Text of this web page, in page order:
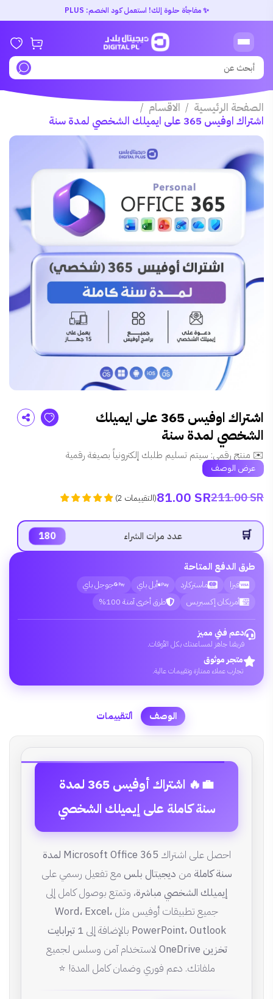
✨ مفاجأة حلوة إلك! استعمل كود الخصم: PLUS
الصفحة الرئيسية / الاقسام /
اشتراك اوفيس 365 على ايميلك الشخصي لمدة سنة
اشتراك اوفيس 365 على ايميلك
الشخصي لمدة سنة
✉️ منتج رقمي: سيتم تسليم طلبك إلكترونياً بصيغة رقمية
عرض الوصف
211.00 SR
81.00 SR
(2 التقييمات)
عدد مرات الشراء 180
طرق الدفع المتاحة
فيزا ماستركارد أبل باي
جوجل باي
أمريكان إكسبريس
طرق أخرى آمنة 100%
دعم فني مميز
فريقنا جاهز لمساعدتك بكل الأوقات.
متجر موثوق
تجارب عملاء ممتازة وتقييمات عالية.
الوصف التقييمات
💼🔥 اشتراك أوفيس 365 لمدة
سنة كاملة على إيميلك الشخصي
احصل على اشتراك
Microsoft Office 365 لمدة
سنة كاملة من ديجيتال بلس مع تفعيل رسمي على
إيميلك الشخصي مباشرة، وتمتع بوصول كامل إلى
جميع تطبيقات أوفيس مثل Word، Excel،
PowerPoint، Outlook بالإضافة إلى 1 تيرابايت
تخزين OneDrive
لاستخدام آمن وسلس لجميع
ملفاتك. دعم فوري وضمان كامل المدة! ⭐